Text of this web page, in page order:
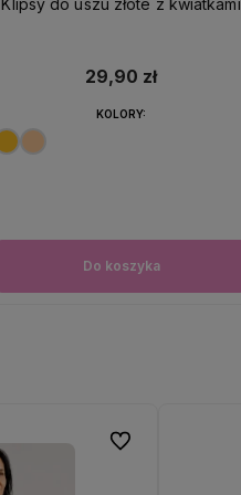
29,90 zł
Do koszyka
KOLORY:
Do ulubionych